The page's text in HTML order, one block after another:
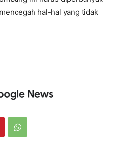
hal-hal yang tidak